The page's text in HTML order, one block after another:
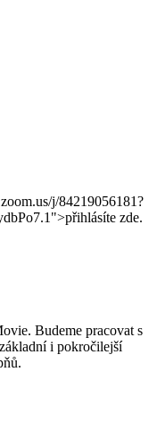
j/84219056181?
zde.
Budeme pracovat s
i pokročilejší